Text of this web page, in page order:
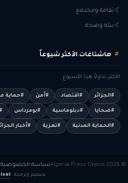
ثقافة ومجتمع
بيئة وصحة
هاشتاغات الأكثر شيوعاً
الأكثر تداولاً هذا الأسبوع
#الجزائر #اقتصاد #أمن #حماية
#ضحايا #دبلوماسية #بومرداس
#الحماية المدنية #تعزية #أخبار
© 2026 Algeria Press Online سياسة الخصوصية
تصميم وبرمجة